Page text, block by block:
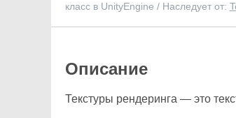
класс в UnityEngine / Наследует от:
Описание
Текстуры рендеринга — это